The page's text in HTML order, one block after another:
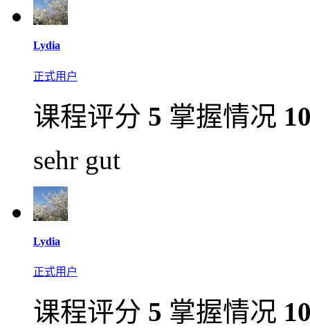
Lydia
正式用户
课程评分 5 掌握情况
sehr gut
Lydia
正式用户
课程评分 5 掌握情况